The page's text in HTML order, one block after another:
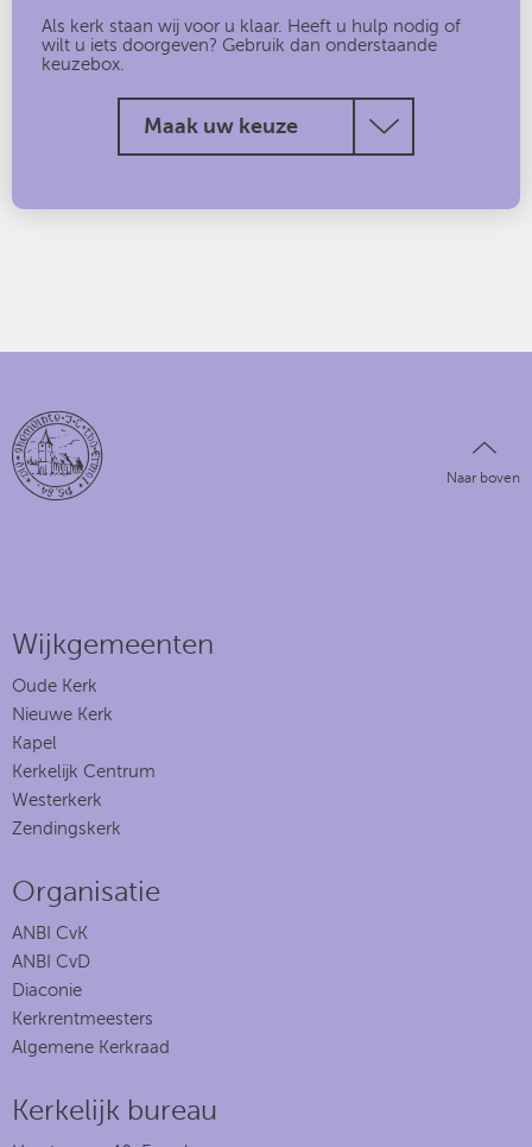
Als kerk staan wij voor u klaar. Heeft u hulp nodig of
wilt u iets doorgeven? Gebruik dan onderstaande
keuzebox.
Maak uw keuze
Naar boven
Wijkgemeenten
Oude Kerk
Nieuwe Kerk
Kapel
Kerkelijk Centrum
Westerkerk
Zendingskerk
Organisatie
ANBI CvK
ANBI CvD
Diaconie
Kerkrentmeesters
Algemene Kerkraad
Kerkelijk bureau